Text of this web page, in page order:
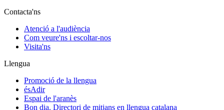
Contacta'ns
Atenció a l'audiència
Com veure'ns i escoltar-nos
Visita'ns
Llengua
Promoció de la llengua
ésAdir
Espai de l'aranès
Bon dia. Directori de mitjans en llengua catalana